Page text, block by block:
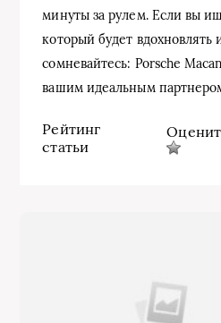
минуты за рулем. Если вы
который будет вдохновлять
сомневайтесь: Porsche
вашим идеальным
Рейтинг
статьи